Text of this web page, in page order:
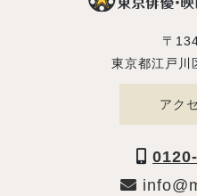
〒
東京都江戸川
アク